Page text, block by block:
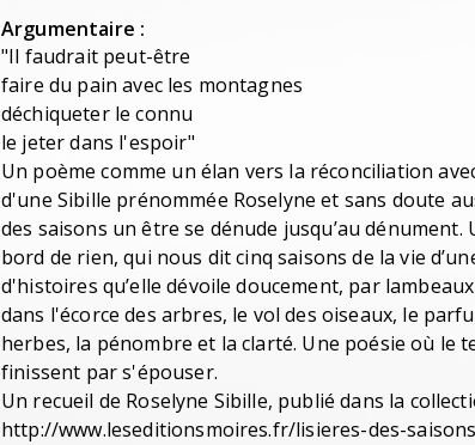
Argumentaire :
"Il faudrait peut-être
faire du pain avec les montagnes
déchiqueter le connu
le jeter dans l'espoir"
Un poème comme un élan vers la réconciliation
d'une Sibille prénommée Roselyne et sans doute
des saisons un être se dénude jusqu’au
bord de rien, qui nous dit cinq saisons de la vie
d'histoires qu’elle dévoile doucement, par
dans l'écorce des arbres, le vol des oiseaux, le
herbes, la pénombre et la clarté. Une poésie où le
finissent par s'épouser.
Un recueil de Roselyne Sibille, publié dans la
http://www.leseditionsmoires.fr/lisieres-des-